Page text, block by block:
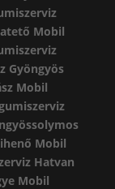
Mobil
Gyöngyös
Mobil
Mobil
Hatvan
Mobil